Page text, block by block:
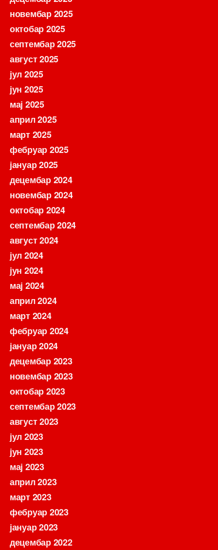
новембар 2025
октобар 2025
септембар 2025
август 2025
јул 2025
јун 2025
мај 2025
април 2025
март 2025
фебруар 2025
јануар 2025
децембар 2024
новембар 2024
октобар 2024
септембар 2024
август 2024
јул 2024
јун 2024
мај 2024
април 2024
март 2024
фебруар 2024
јануар 2024
децембар 2023
новембар 2023
октобар 2023
септембар 2023
август 2023
јул 2023
јун 2023
мај 2023
април 2023
март 2023
фебруар 2023
јануар 2023
децембар 2022